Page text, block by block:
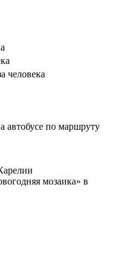
человека
автобусе по маршруту
мозаика» в